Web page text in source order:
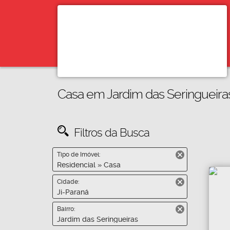
Casa em Jardim das
Filtros da Busca
Tipo de Imóvel:
Residencial » Casa
Cidade:
Ji-Paraná
Bairro:
Jardim das Seringueiras